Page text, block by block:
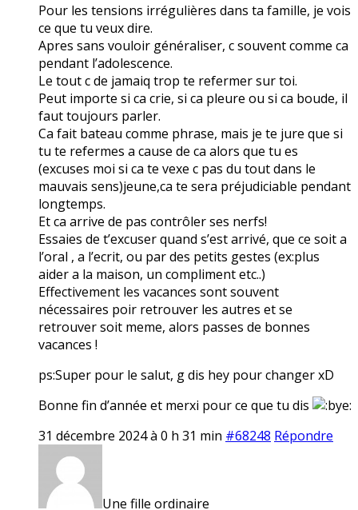
Pour les tensions irrégulières dans ta famille, je vois
ce que tu veux dire.
Apres sans vouloir généraliser, c souvent comme ca
pendant l’adolescence.
Le tout c de jamaiq trop te refermer sur toi.
Peut importe si ca crie, si ca pleure ou si ca boude, il
faut toujours parler.
Ca fait bateau comme phrase, mais je te jure que si
tu te refermes a cause de ca alors que tu es
(excuses moi si ca te vexe c pas du tout dans le
mauvais sens)jeune,ca te sera préjudiciable pendant
longtemps.
Et ca arrive de pas contrôler ses nerfs!
Essaies de t’excuser quand s’est arrivé, que ce soit a
l’oral , a l’ecrit, ou par des petits gestes (ex:plus
aider a la maison, un compliment etc..)
Effectivement les vacances sont souvent
nécessaires poir retrouver les autres et se
retrouver soit meme, alors passes de bonnes
vacances !
ps:Super pour le salut, g dis hey pour changer xD
Bonne fin d’année et merxi pour ce que tu dis
31 décembre 2024 à 0 h 31 min #68248 Répondre
Une fille ordinaire